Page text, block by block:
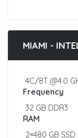
MIAMI -
4C/8T @4.0
Frequency
32 GB DDR3
RAM
2×480 GB SSD